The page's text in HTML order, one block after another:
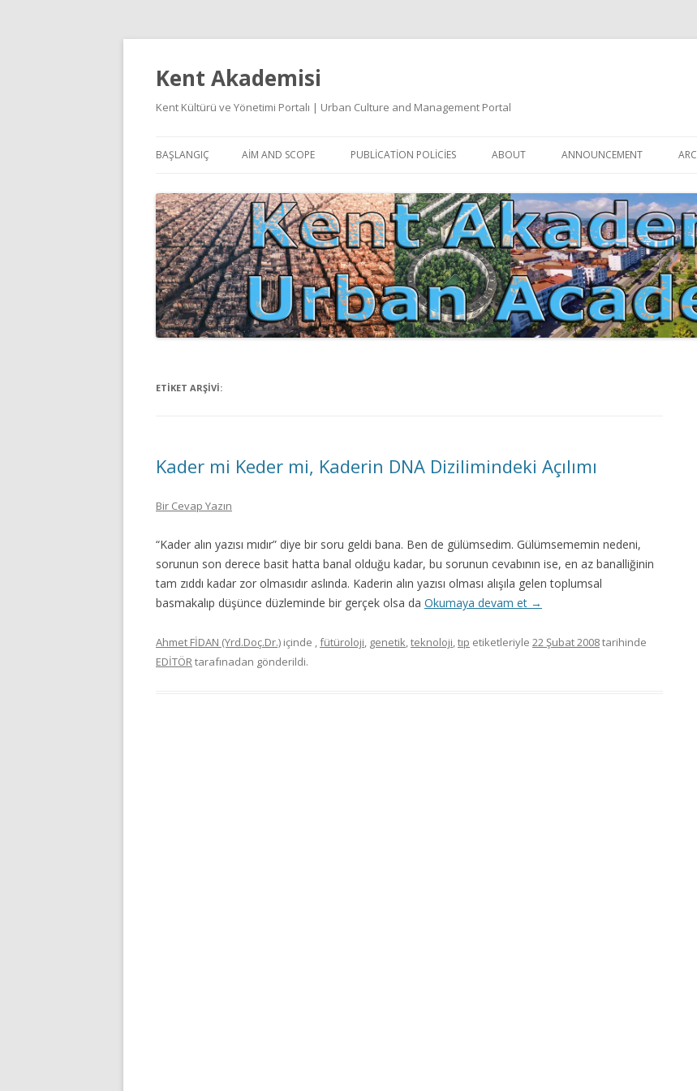
Kent Akademisi
Kent Kültürü ve Yönetimi Portalı | Urban Culture and Management Portal
atla
BAŞLANGIÇ AIM AND SCOPE PUBLICATION POLICIES
DOCUMENTATION
YAZIM KURALLARI
SÜREÇ REHBERI | PROCESS GUIDE
ETIK İLKELER | ETHICAL RULES
ABOUT
EDITORIAL BOARD
ETIK KURUL | ETHICAL BOARDS
İNDEKSLER
JOURNAL HISTORY | DERGI
TARIHÇESI
PUBLICATION GROUP
REKLAM TARIFESI |
ANNOUNCEMENT
ETIKET ARŞIVI:
Kader mi Keder mi, Kaderin DNA Dizilimindeki Açılımı
Bir Cevap Yazın
“Kader alın yazısı mıdır” diye bir soru geldi bana. Ben de gülümsedim. Gülümsememin nedeni,
sorunun son derece basit hatta banal olduğu kadar, bu sorunun cevabının ise, en az banalliğinin
tam zıddı kadar zor olmasıdır aslında. Kaderin alın yazısı olması alışıla gelen toplumsal
basmakalıp düşünce düzleminde bir gerçek olsa da Okumaya devam et →
Ahmet FİDAN (Yrd.Doç.Dr.) içinde ,fütüroloji, genetik,teknoloji,tıp etiketleriyle 22 Şubat 2008tarihinde
EDİTÖRtarafınadan gönderildi.